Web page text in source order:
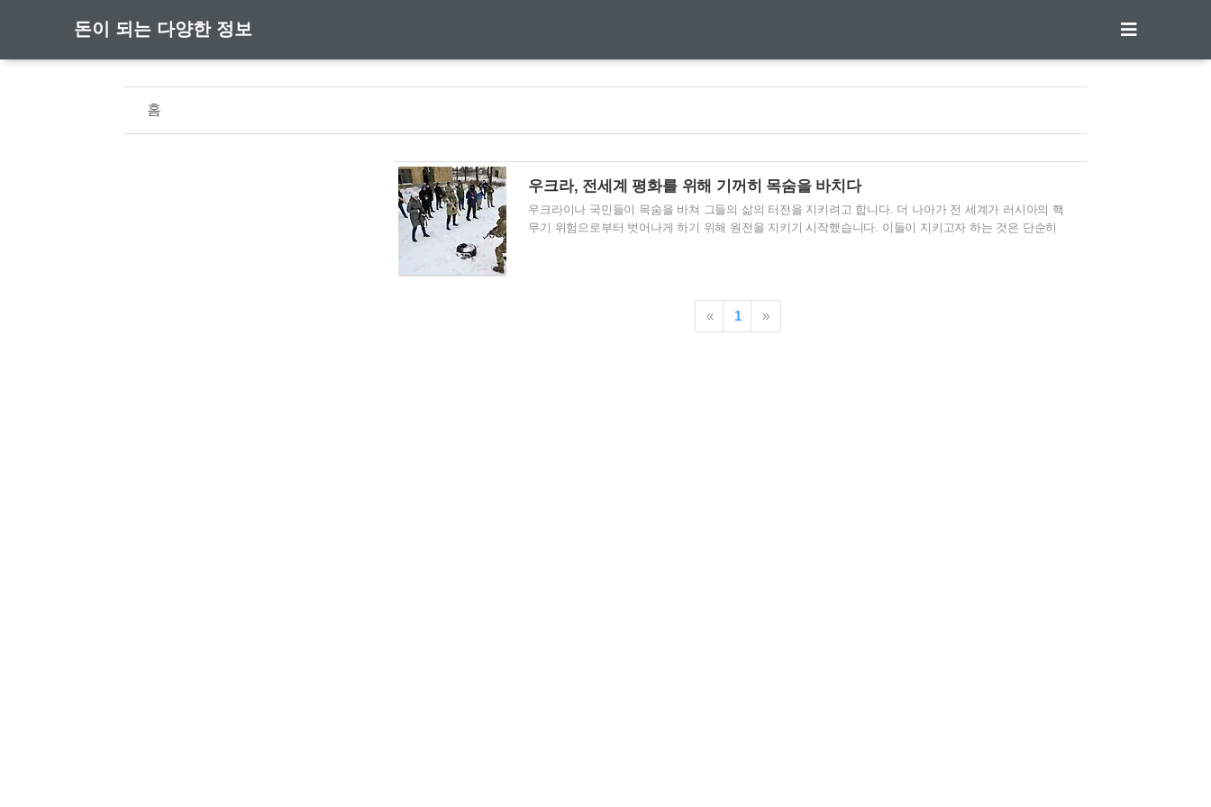
돈이 되는 다양한 정보
홈
우크라, 전세계 평화를 위해 기꺼히 목숨을 바치다
우크라이나 국민들이 목숨을 바쳐 그들의 삶의 터전을 지키려고 합니다. 더 나아가 전 세계가 러시아의 핵
무기 위험으로부터 벗어나게 하기 위해 원전을 지키기 시작했습니다. 이들이 지키고자 하는 것은 단순히
해당 지역주민들이 원전을 지키기 위해 바리케이드를 설치하고 대치하고 있다는 소식이 전해졌습니다. 이
지역의 원전은 우크라이나에서 가동 중인 원전 15기 중에 6기가 위치한 곳으로 알려져 있습니다. ..
« 1 »